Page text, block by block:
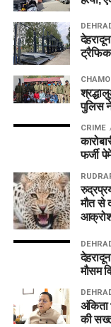
ट्रैफिक
पुलिस
CRIME
फर्जी
मौत से
मौसम
अंकिता
की